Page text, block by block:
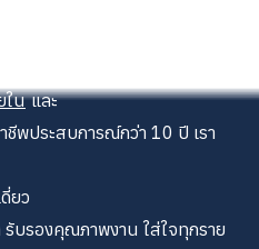
ใน และ
ชีพประสบการณ์กว่า 10 ปี เรา
ยว
บรองคุณภาพงาน ใส่ใจทุกราย